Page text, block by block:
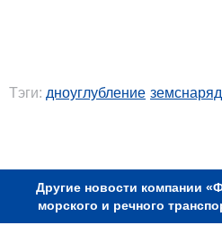
Тэги: дноуглубление
Другие новости компании
морского и речного